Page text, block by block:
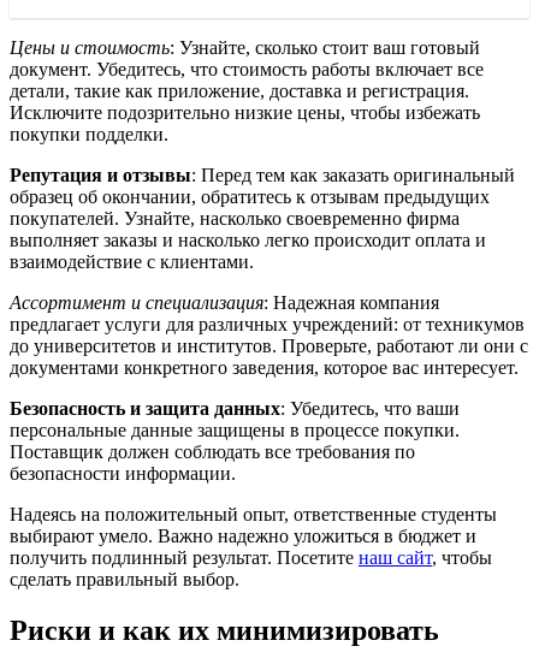
Цены и стоимость: Узнайте, сколько стоит ваш готовый
документ. Убедитесь, что стоимость работы включает все
детали, такие как приложение, доставка и регистрация.
Исключите подозрительно низкие цены, чтобы избежать
покупки подделки.
Репутация и отзывы: Перед тем как заказать оригинальный
образец об окончании, обратитесь к отзывам предыдущих
покупателей. Узнайте, насколько своевременно фирма
выполняет заказы и насколько легко происходит оплата и
взаимодействие с клиентами.
Ассортимент и специализация: Надежная компания
предлагает услуги для различных учреждений: от техникумов
до университетов и институтов. Проверьте, работают ли они с
документами конкретного заведения, которое вас интересует.
Безопасность и защита данных: Убедитесь, что ваши
персональные данные защищены в процессе покупки.
Поставщик должен соблюдать все требования по
безопасности информации.
Надеясь на положительный опыт, ответственные студенты
выбирают умело. Важно надежно уложиться в бюджет и
получить подлинный результат. Посетите наш сайт, чтобы
сделать правильный выбор.
Риски и как их минимизировать